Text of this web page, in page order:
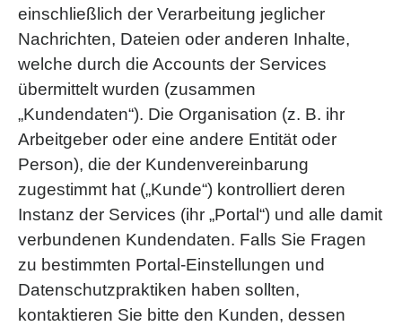
einschließlich der Verarbeitung jeglicher
Nachrichten, Dateien oder anderen Inhalte,
welche durch die Accounts der Services
übermittelt wurden (zusammen
„Kundendaten“). Die Organisation (z. B. ihr
Arbeitgeber oder eine andere Entität oder
Person), die der Kundenvereinbarung
zugestimmt hat („Kunde“) kontrolliert deren
Instanz der Services (ihr „Portal“) und alle damit
verbundenen Kundendaten. Falls Sie Fragen
zu bestimmten Portal-Einstellungen und
Datenschutzpraktiken haben sollten,
kontaktieren Sie bitte den Kunden, dessen